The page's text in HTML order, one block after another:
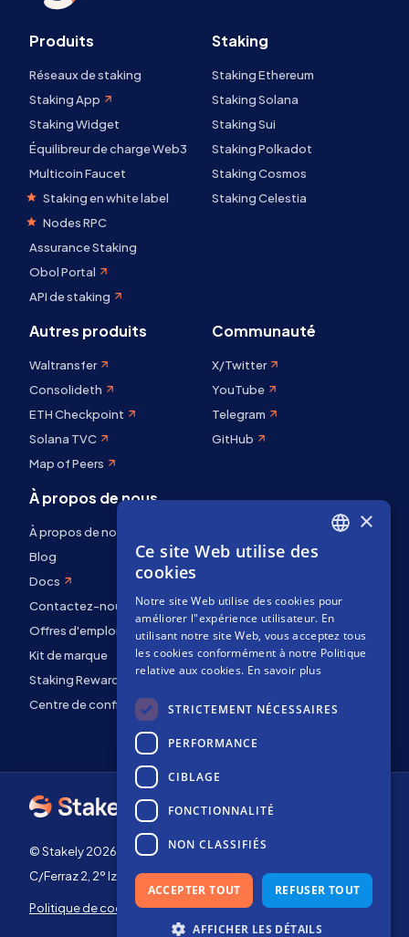
Produits
Réseaux de staking
Staking App
Staking Widget
Équilibreur de charge Web3
Multicoin Faucet
Staking en white label
Nodes RPC
Assurance Staking
Obol Portal
API de staking
Staking
Staking Ethereum
Staking Solana
Staking Sui
Staking Polkadot
Staking Cosmos
Staking Celestia
Autres produits
Waltransfer
Consolideth
ETH Checkpoint
Solana TVC
Map of Peers
Communauté
X/Twitter
YouTube
Telegram
GitHub
À propos de nous
À propos de nous
Blog
Docs
Contactez-nous
Offres d'emploi
Kit de marque
Staking Rewards
Centre de confidentialité
© Stakely 2026 | Stakely, S.L. | NIF B72551682
C/Ferraz 2, 2º Izq, 28008, Madrid, Espagne
Politique de cookies
Conditions générales
d'utilisation
FRENCH
×
Ce site Web utilise des
cookies
Notre site Web utilise des cookies pour
améliorer l"expérience utilisateur. En
utilisant notre site Web, vous acceptez tous
les cookies conformément à notre Politique
relative aux cookies. En savoir plus
STRICTEMENT NÉCESSAIRES
PERFORMANCE
CIBLAGE
FONCTIONNALITÉ
NON CLASSIFIÉS
ACCEPTER TOUT REFUSER TOUT
AFFICHER LES DÉTAILS